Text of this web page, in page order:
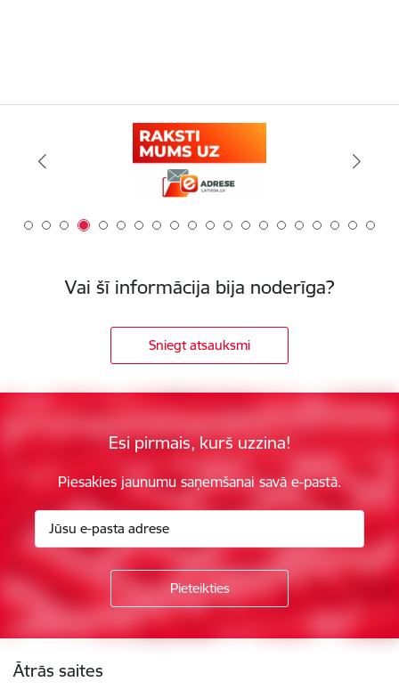
Vai šī informācija bija noderīga?
Sniegt atsauksmi
Esi pirmais, kurš uzzina!
Piesakies jaunumu saņemšanai savā e-pastā.
Ātrās saites